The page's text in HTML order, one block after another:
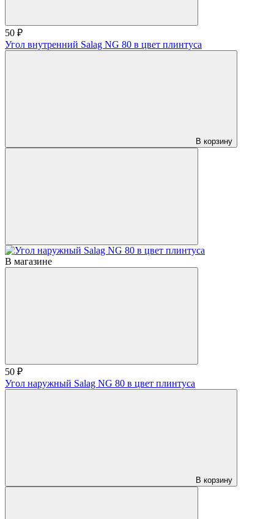
50 ₽
Угол внутренний Salag NG 80 в цвет плинтуса
В корзину
В магазине
50 ₽
Угол наружный Salag NG 80 в цвет плинтуса
В корзину